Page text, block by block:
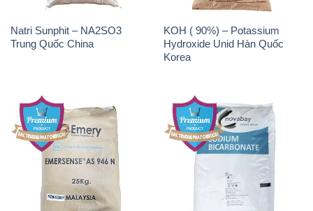
Natri Sunphit – NA2SO3
Trung Quốc China
KOH ( 90%) – Potassium
Hydroxide Unid Hàn Quốc
Korea